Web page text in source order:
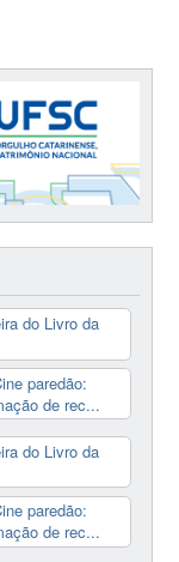
do Livro da
paredão:
de rec...
do Livro da
paredão:
de rec...